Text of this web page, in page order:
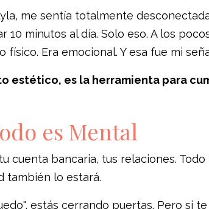
me sentía totalmente
10 minutos al día. Solo eso. A los
físico. Era emocional. Y esa fue mi
estético, es la herramienta para
es Mental
cuenta bancaria, tus relaciones.
también lo estará.
estás cerrando puertas. Pero si